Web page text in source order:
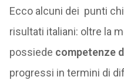
Ecco alcuni dei punti
risultati italiani: oltre la
possiede competenze
progressi in termini di